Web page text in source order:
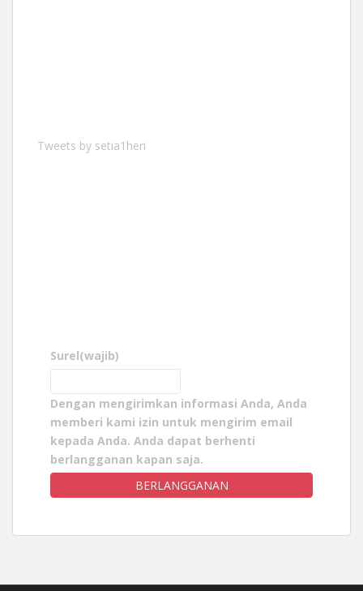
Tweets by setia1heri
Surel(wajib)
Dengan mengirimkan informasi Anda, Anda
memberi kami izin untuk mengirim email
kepada Anda. Anda dapat berhenti
berlangganan kapan saja.
BERLANGGANAN